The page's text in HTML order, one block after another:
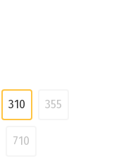
310 355
710